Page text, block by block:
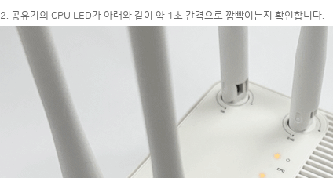
2. 공유기의 CPU LED가 아래와 같이 약 1초 간격으로 깜빡이는지 확인합니다.